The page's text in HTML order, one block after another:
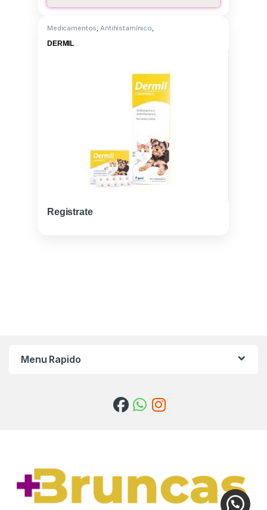
Medicamentos,Antihistamínico,
Triamcinolona/Clorferinamina
DERMIL
Registrate
Menu Rapido